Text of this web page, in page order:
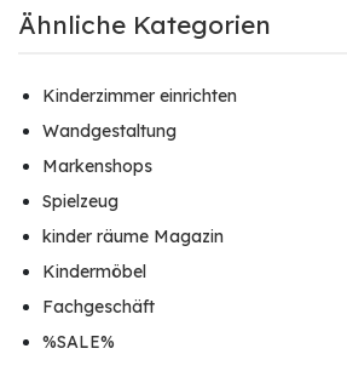
Ähnliche Kategorien
Kinderzimmer einrichten
Wandgestaltung
Markenshops
Spielzeug
kinder räume Magazin
Kindermöbel
Fachgeschäft
%SALE%